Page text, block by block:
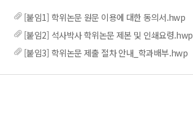
[붙임1] 학위논문 원문 이용에 대한 동의서.hwp
[붙임2] 석사박사 학위논문 제본 및 인쇄요령.hwp
[붙임3] 학위논문 제출 절차 안내_학과배부.hwp